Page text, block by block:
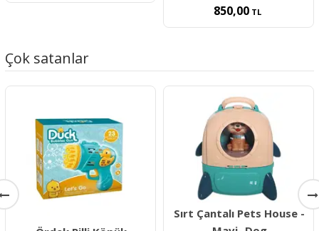
850,00 TL
Çok satanlar
Sırt Çantalı Pets House -